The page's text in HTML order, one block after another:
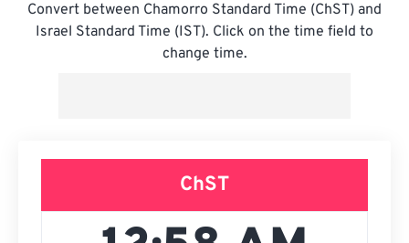
Convert between Chamorro Standard Time (ChST) and
Israel Standard Time (IST). Click on the time field to
change time.
ChST